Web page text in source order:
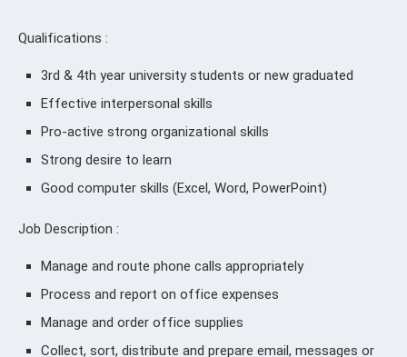
Qualifications :
3rd & 4th year university students or new graduated
Effective interpersonal skills
Pro-active strong organizational skills
Strong desire to learn
Good computer skills (Excel, Word, PowerPoint)
Job Description :
Manage and route phone calls appropriately
Process and report on office expenses
Manage and order office supplies
Collect, sort, distribute and prepare email, messages or